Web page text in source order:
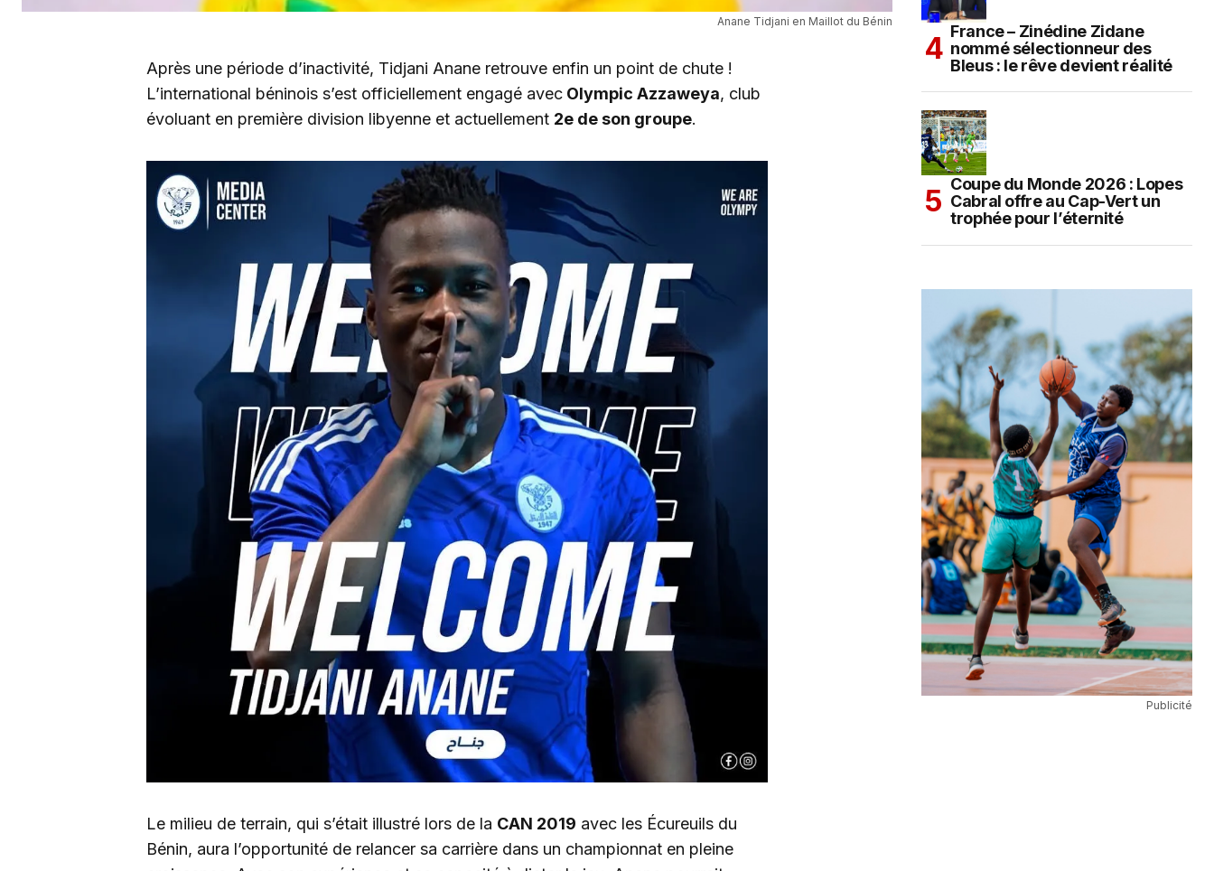
Anane Tidjani en Maillot du Bénin
Après une période d’inactivité, Tidjani Anane retrouve enfin un point de chute !
L’international béninois s’est officiellement engagé avec Olympic Azzaweya, club
évoluant en première division libyenne et actuellement 2e de son groupe.
Le milieu de terrain, qui s’était illustré lors de la CAN 2019 avec les Écureuils du
Bénin, aura l’opportunité de relancer sa carrière dans un championnat en pleine
France – Zinédine Zidane
nommé sélectionneur des
Bleus : le rêve devient réalité
Coupe du Monde 2026 : Lopes
Cabral offre au Cap-Vert un
trophée pour l’éternité
Publicité